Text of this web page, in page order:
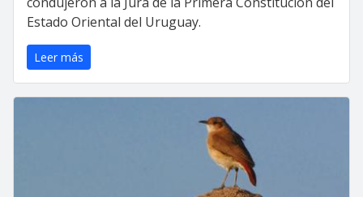
Estado Oriental del Uruguay.
Leer más